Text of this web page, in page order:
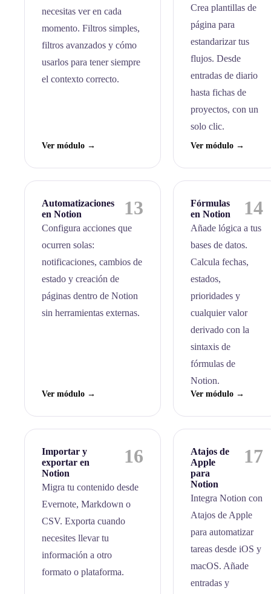
necesitas ver en cada
momento. Filtros simples,
filtros avanzados y cómo
usarlos para tener siempre
el contexto correcto.
Ver módulo →
Crea plantillas de
página para
estandarizar tus
flujos. Desde
entradas de diario
hasta fichas de
proyectos, con un
solo clic.
Ver módulo →
Automatizaciones
en Notion
13
Configura acciones que
ocurren solas:
notificaciones, cambios de
estado y creación de
páginas dentro de Notion
sin herramientas externas.
Ver módulo →
Fórmulas
en Notion
14
Añade lógica a tus
bases de datos.
Calcula fechas,
estados,
prioridades y
cualquier valor
derivado con la
sintaxis de
fórmulas de
Notion.
Ver módulo →
Importar y
exportar en
Notion
16
Migra tu contenido desde
Evernote, Markdown o
CSV. Exporta cuando
necesites llevar tu
información a otro
formato o plataforma.
Atajos de
Apple
para
Notion
17
Integra Notion con
Atajos de Apple
para automatizar
tareas desde iOS y
macOS. Añade
entradas y